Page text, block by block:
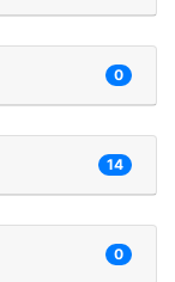
0
14
0